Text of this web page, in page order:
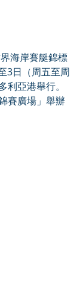
海岸賽艇錦標
3日（周五至周
利亞港舉行。
賽廣場」舉辦